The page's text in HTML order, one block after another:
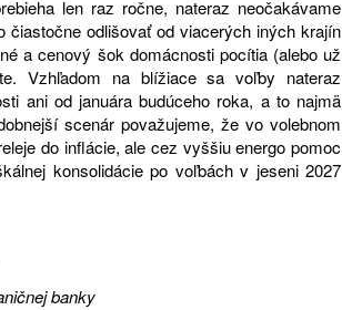
len raz ročne, nateraz neočakávame
čiastočne odlišovať od viacerých iných krajín
a cenový šok domácnosti pocítia (alebo už
Vzhľadom na blížiace sa voľby nateraz
ani od januára budúceho roka, a to najmä
scenár považujeme, že vo volebnom
do inflácie, ale cez vyššiu energo pomoc
konsolidácie po voľbách v jeseni 2027
banky